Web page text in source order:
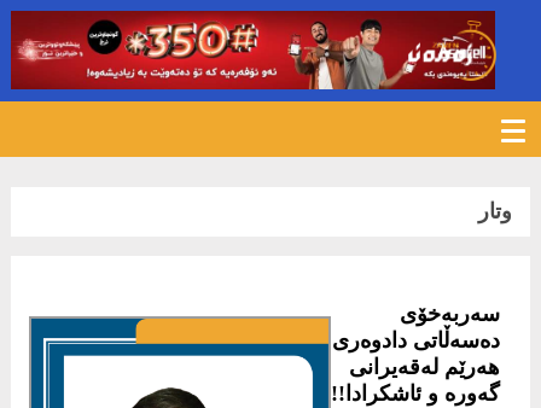
وتار
سەربەخۆی
دەسەڵاتی دادوەری
هەرێم لەقەیرانی
گەورە و ئاشكرادا!!